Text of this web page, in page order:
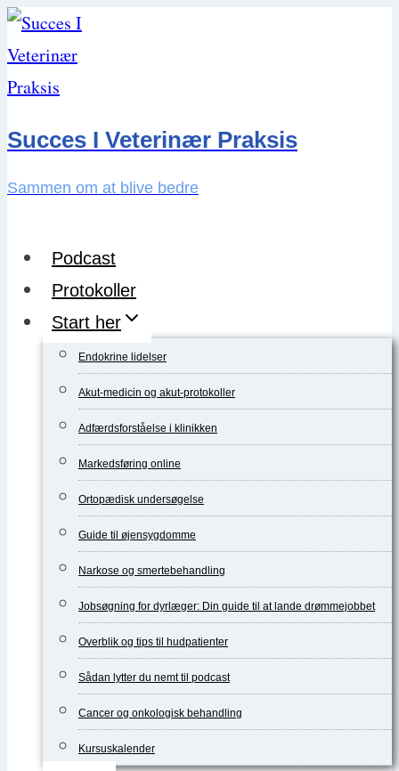
Skip
to
content
Succes I Veterinær Praksis
Sammen om at blive bedre
Podcast
Protokoller
Start her
Endokrine lidelser
Akut-medicin og akut-protokoller
Adfærdsforståelse i klinikken
Markedsføring online
Ortopædisk undersøgelse
Guide til øjensygdomme
Narkose og smertebehandling
Jobsøgning for dyrlæger: Din guide til at lande drømmejobbet
Overblik og tips til hudpatienter
Sådan lytter du nemt til podcast
Cancer og onkologisk behandling
Kursuskalender